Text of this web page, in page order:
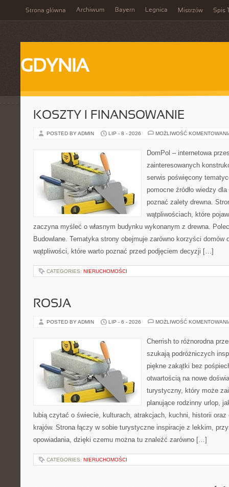
Strona główna Archiwum Bayern Legnica Mistrzów Spis
GDYNIA
KOSZTY I FINANSOWANIE
POSTED BY ADMIN LIP - 8 - 2026 MOŻLIWOŚĆ
DomPol – internetowa
zainteresowanych
serwis poświęcony
pomocne źródło wiedzy
poznać zalety drewna.
wątpliwościach, które
zaczyna myśleć o własnym budynku wykonanym z drewna.
Budowlane. Tematyka strony obejmuje zarówno korzyści domów
wątpliwości, które warto poznać przed podjęciem decyzji […]
CATEGORIES: NIERUCHOMOŚCI
ROSJA
POSTED BY ADMIN LIP - 6 - 2026 MOŻLIWOŚĆ
Cherrish to różnorodna
szukają podróżniczych
piękne zakątki bez
otwartością na nowe
turystyczny, który może
planujące rodzinny urlop,
lubią czytać o świecie, kulturach, atrakcjach, kuchni, historii
krajów. Strona łączy w sobie turystyczne inspiracje z lekkim,
opowiadania, dzięki czemu można tu znaleźć zarówno […]
CATEGORIES: NIERUCHOMOŚCI